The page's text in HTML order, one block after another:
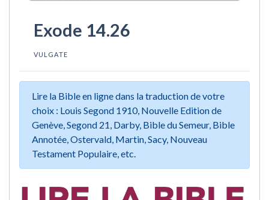
Exode 14.26
VULGATE
Lire la Bible en ligne dans la traduction de votre
choix : Louis Segond 1910, Nouvelle Edition de
Genève, Segond 21, Darby, Bible du Semeur, Bible
Annotée, Ostervald, Martin, Sacy, Nouveau
Testament Populaire, etc.